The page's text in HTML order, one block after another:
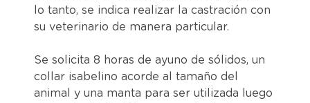
lo tanto, se indica realizar la castración con
su veterinario de manera particular.
Se solicita 8 horas de ayuno de sólidos, un
collar isabelino acorde al tamaño del
animal y una manta para ser utilizada luego